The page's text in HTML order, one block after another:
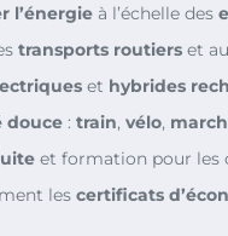
l’énergie à l’échelle des
transports routiers et
et hybrides
douce : train, vélo,
et formation pour les
les certificats